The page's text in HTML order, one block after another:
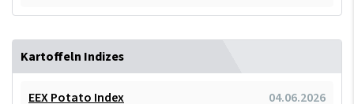
Kartoffeln Indizes
EEX Potato Index
04.06.2026